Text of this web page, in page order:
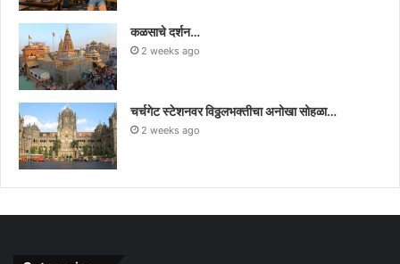
कळसाचे दर्शन…
2 weeks ago
चर्चगेट स्टेशनवर विठ्ठलभक्तीचा अनोखा सोहळा…
2 weeks ago